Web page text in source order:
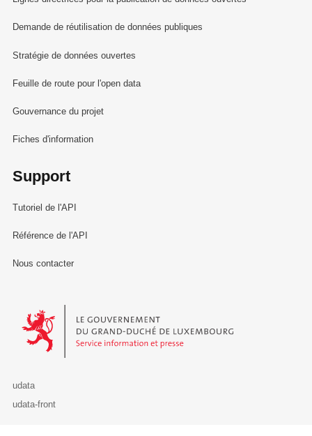
Demande de réutilisation de données publiques
Stratégie de données ouvertes
Feuille de route pour l'open data
Gouvernance du projet
Fiches d'information
Support
Tutoriel de l'API
Référence de l'API
Nous contacter
Le Gouvernement du Grand-Duché de Luxembourg - Service
udata
udata-front